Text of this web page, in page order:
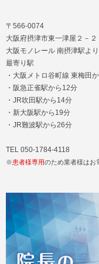
〒566-0074
大阪府摂津市東一津屋２－２
大阪モノレール 南摂津駅よ
最寄り駅
・大阪メトロ谷町線 東梅田
・阪急正雀駅から12分
・JR吹田駅から14分
・新大阪駅から19分
・JR難波駅から26分
TEL 050-1784-4118
※患者様専用のため業者様はお